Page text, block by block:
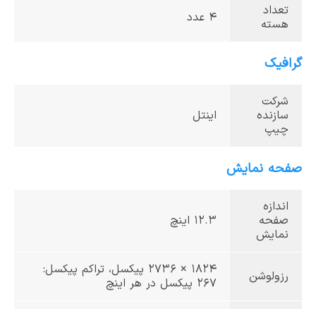
تعداد
هسته
4 عدد
گرافیک
شرکت
سازنده
چیپ
اینتل
صفحه نمایش
اندازه
صفحه
نمایش
12.3 اینچ
رزولوشن
1824 × 2736 پیکسل، تراکم پیکسل:
267 پیکسل در هر اینچ